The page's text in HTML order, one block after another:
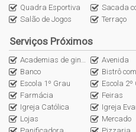
Jardins
Portaria automatizada
Acesso com biometria
Carregador para
pub, coworking e
Infraestrutura para
comum do condomínio)
Quadra Esportiva
Sacada com
Salão de Jogos
Terraço
Serviços Próximos
Academias de ginástica Avenida
Banco
Bistrô
Escola 1º Grau
Escola 2º
Farmácia
Feiras
Igreja Católica
Igreja
Lojas
Mercado